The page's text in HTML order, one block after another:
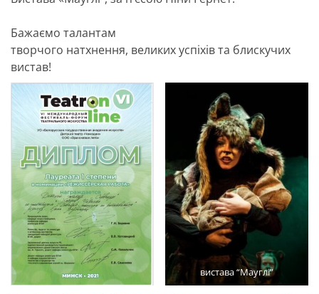
Бажаємо талантам
творчого натхнення, великих успiхiв та блискучих
вистав!
вистава “Мауглі”